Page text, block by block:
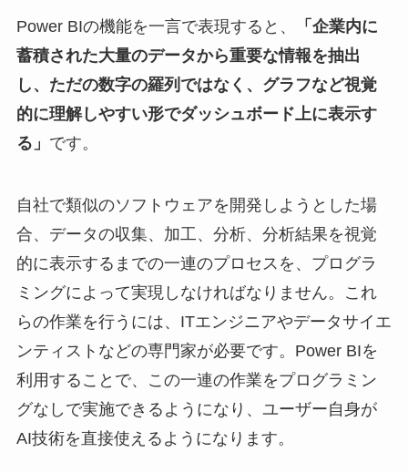
Power BIの機能を一言で表現すると、
「企業内に
蓄積された大量のデータから重要な情報を抽出
し、ただの数字の羅列ではなく、グラフなど視覚
的に理解しやすい形でダッシュボード上に表示す
る」 です。
自社で類似のソフトウェアを開発しようとした場
合、データの収集、加工、分析、分析結果を視覚
的に表示するまでの一連のプロセスを、プログラ
ミングによって実現しなければなりません。これ
らの作業を行うには、ITエンジニアやデータサイエ
ンティストなどの専門家が必要です。Power BIを
利用することで、この一連の作業をプログラミン
グなしで実施できるようになり、ユーザー自身が
AI技術を直接使えるようになります。